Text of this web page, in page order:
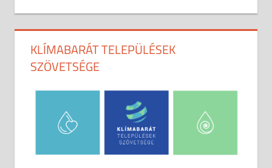
KLÍMABARÁT TELEPÜLÉSEK
SZÖVETSÉGE